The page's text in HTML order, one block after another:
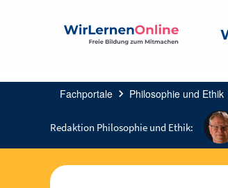
Fachportale chevron_right Philosophie und Ethik
Redaktion Philosophie und Ethik: